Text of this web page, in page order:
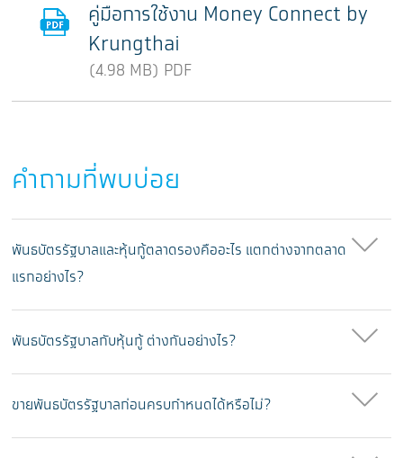
คู่มือการใช้งาน Money Connect by
Krungthai
(4.98 MB) PDF
คำถามที่พบบ่อย
พันธบัตรรัฐบาลและหุ้นกู้ตลาดรองคืออะไร แตกต่างจากตลาด
แรกอย่างไร?
พันธบัตรรัฐบาลกับหุ้นกู้ ต่างกันอย่างไร?
ขายพันธบัตรรัฐบาลก่อนครบกำหนดได้หรือไม่?